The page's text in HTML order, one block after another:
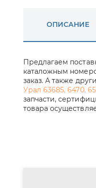
ОПИСАНИЕ
Предлагаем
каталожным
заказ. А также
Урал 63685, 6470,
запчасти,
товара